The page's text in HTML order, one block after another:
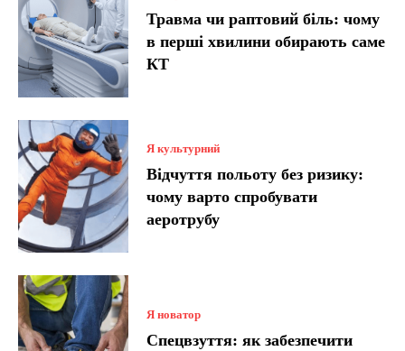
Травма чи раптовий біль: чому
в перші хвилини обирають саме
КТ
Я культурний
Відчуття польоту без ризику:
чому варто спробувати
аеротрубу
Я новатор
Спецвзуття: як забезпечити